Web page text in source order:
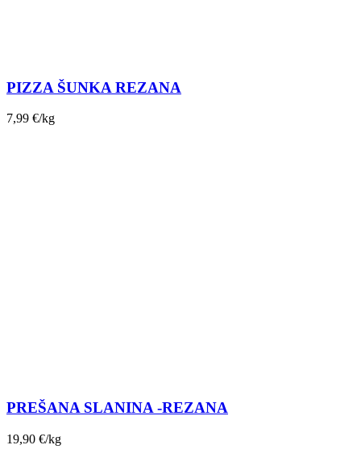
PIZZA ŠUNKA REZANA
7,99 €/kg
PREŠANA SLANINA -REZANA
19,90 €/kg